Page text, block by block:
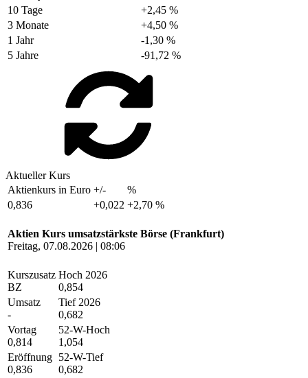
10 Tage
+2,45 %
3 Monate
+4,50 %
1 Jahr
-1,30 %
5 Jahre
-91,72 %
Aktueller Kurs
Aktienkurs in Euro +/-
%
0,836
+0,022 +2,70 %
Aktien Kurs umsatzstärkste Börse (Frankfurt)
Freitag, 07.08.2026 | 08:06
Kurszusatz
BZ
Hoch 2026
0,854
Umsatz
-
Tief 2026
0,682
Vortag
0,814
52-W-Hoch
1,054
Eröffnung
0,836
52-W-Tief
0,682